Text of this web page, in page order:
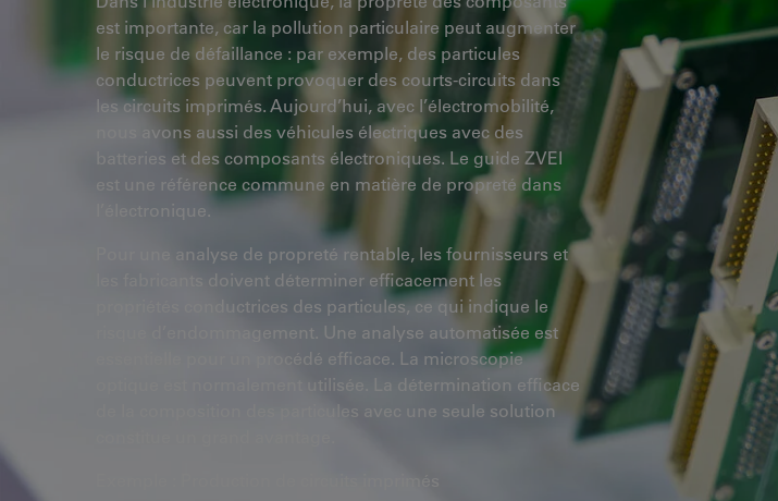
est importante, car la pollution particulaire peut augmenter
le risque de défaillance : par exemple, des particules
conductrices peuvent provoquer des courts-circuits dans
les circuits imprimés. Aujourd’hui, avec l’électromobilité,
nous avons aussi des véhicules électriques avec des
batteries et des composants électroniques. Le guide ZVEI
est une référence commune en matière de propreté dans
l’électronique.
Pour une analyse de propreté rentable, les fournisseurs et
les fabricants doivent déterminer efficacement les
propriétés conductrices des particules, ce qui indique le
risque d’endommagement. Une analyse automatisée est
essentielle pour un procédé efficace. La microscopie
optique est normalement utilisée. La détermination efficace
de la composition des particules avec une seule solution